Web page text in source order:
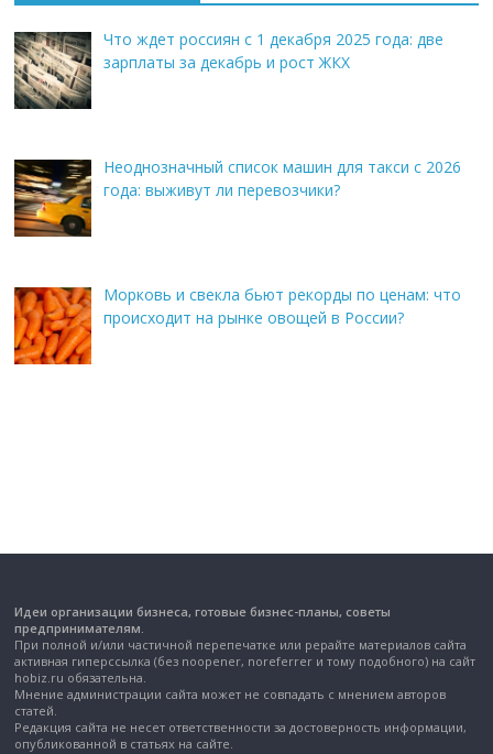
Что ждет россиян с 1 декабря 2025 года: две
зарплаты за декабрь и рост ЖКХ
Неоднозначный список машин для такси с 2026
года: выживут ли перевозчики?
Морковь и свекла бьют рекорды по ценам: что
происходит на рынке овощей в России?
Идеи организации бизнеса, готовые бизнес-планы, советы
предпринимателям.
При полной и/или частичной перепечатке или рерайте материалов сайта
активная гиперссылка (без noopener, noreferrer и тому подобного) на сайт
hobiz.ru обязательна.
Мнение администрации сайта может не совпадать с мнением авторов
статей.
Редакция сайта не несет ответственности за достоверность информации,
опубликованной в статьях на сайте.